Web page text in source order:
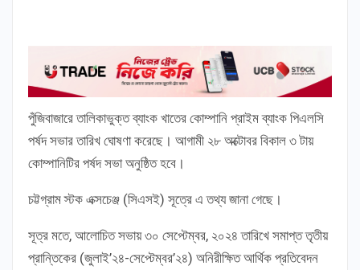
পুঁজিবাজারে তালিকাভুক্ত ব্যাংক খাতের কোম্পানি প্রাইম ব্যাংক পিএলসি
পর্ষদ সভার তারিখ ঘোষণা করেছে। আগামী ২৮ অক্টোবর বিকাল ৩ টায়
কোম্পানিটির পর্ষদ সভা অনুষ্ঠিত হবে।
চট্টগ্রাম স্টক এক্সচেঞ্জ (সিএসই) সূত্রে এ তথ্য জানা গেছে।
সূত্র মতে, আলোচিত সভায় ৩০ সেপ্টেম্বর, ২০২৪ তারিখে সমাপ্ত তৃতীয়
প্রান্তিকের (জুলাই’২৪-সেপ্টেম্বর’২৪) অনিরীক্ষিত আর্থিক প্রতিবেদন